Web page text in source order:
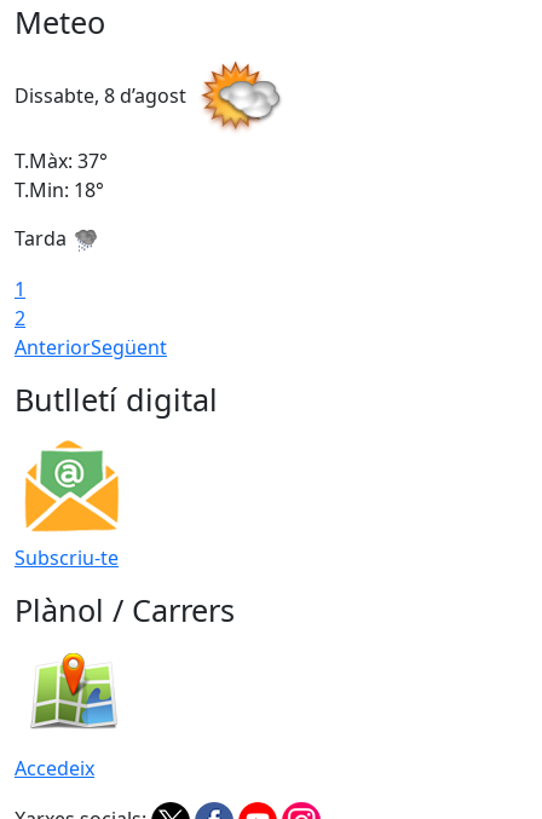
Meteo
Dissabte, 8 d’agost
T.Màx: 37°
T.Min: 18°
Tarda
1
2
AnteriorSegüent
Butlletí digital
Subscriu-te
Plànol / Carrers
Accedeix